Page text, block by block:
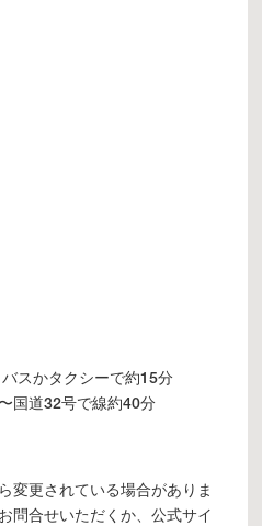
スかタクシーで約15分
国道32号で線約40分
変更されている場合がありま
問合せいただくか、公式サイ